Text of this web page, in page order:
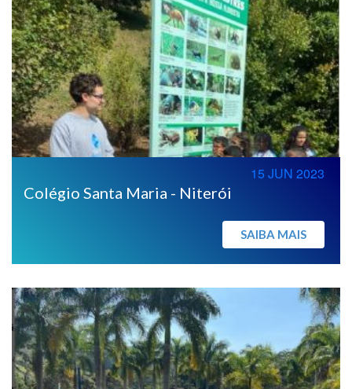
Colégio Santa Maria - Niterói
15 JUN 2023
SAIBA MAIS